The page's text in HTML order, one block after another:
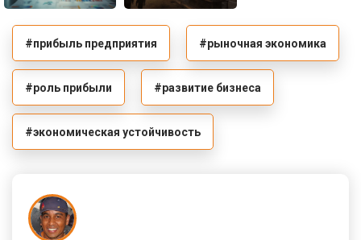
#прибыль предприятия #рыночная экономика
#роль прибыли #развитие бизнеса
#экономическая устойчивость